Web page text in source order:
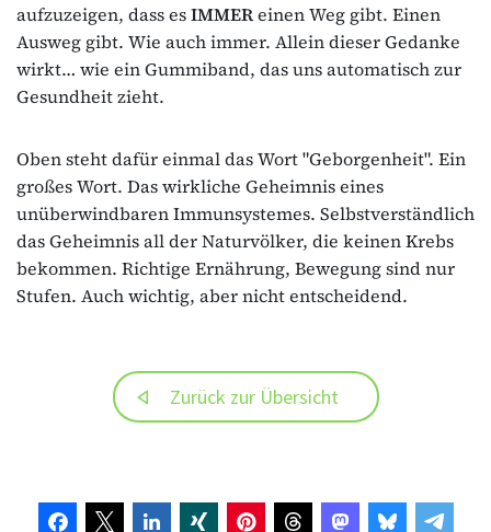
aufzuzeigen, dass esIMMEReinen Weg gibt. Einen
Ausweg gibt. Wie auch immer. Allein dieser Gedanke
wirkt… wie ein Gummiband, das uns automatisch zur
Gesundheit zieht.
Oben steht dafür einmal das Wort "Geborgenheit". Ein
großes Wort. Das wirkliche Geheimnis eines
unüberwindbaren Immunsystemes. Selbstverständlich
das Geheimnis all der Naturvölker, die keinen Krebs
bekommen. Richtige Ernährung, Bewegung sind nur
Stufen. Auch wichtig, aber nicht entscheidend.
Zurück zur Übersicht